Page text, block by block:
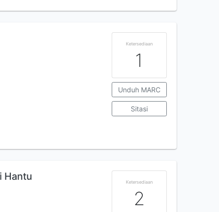
Ketersediaan
1
Unduh MARC
Sitasi
Hantu Ketersediaan
2